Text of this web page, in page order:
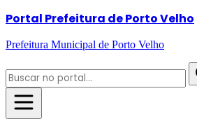
Portal Prefeitura de Porto Velho
Prefeitura Municipal de Porto Velho